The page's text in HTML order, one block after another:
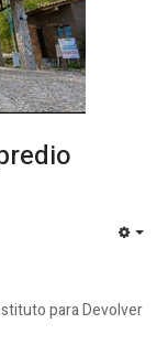
para Devolver